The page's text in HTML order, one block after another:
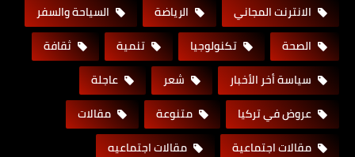
الانترنت المجاني
الرياضة
السياحة والسفر
الصحة
تكنولوجيا تنمية
ثقافة
سياسة أخر الأخبار
شعر
عاجلة
عروض في تركيا
متنوعة
مقالات
مقالات اجتماعية
مقالات اجتماعيه